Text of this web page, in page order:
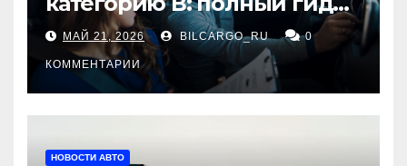
для будущих водителей
МАЙ 21, 2026 BILCARGO_RU 0
КОММЕНТАРИИ
НОВОСТИ АВТО